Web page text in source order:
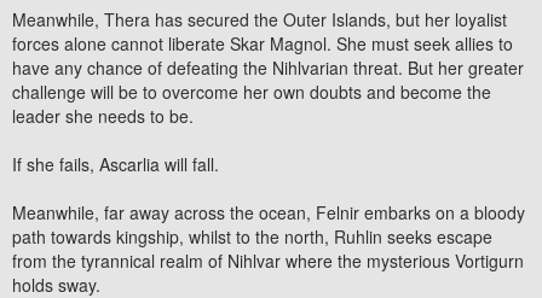
Meanwhile, Thera has secured the Outer Islands, but her loyalist
forces alone cannot liberate Skar Magnol. She must seek allies to
have any chance of defeating the Nihlvarian threat. But her greater
challenge will be to overcome her own doubts and become the
leader she needs to be.
If she fails, Ascarlia will fall.
Meanwhile, far away across the ocean, Felnir embarks on a bloody
path towards kingship, whilst to the north, Ruhlin seeks escape
from the tyrannical realm of Nihlvar where the mysterious Vortigurn
holds sway.